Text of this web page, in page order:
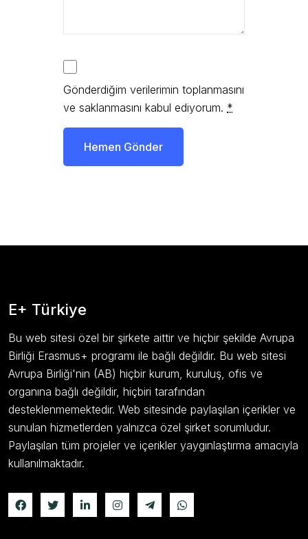
Gönderdiğim verilerimin toplanmasını
ve saklanmasını kabul ediyorum. *
Hemen Gönder
E+ Türkiye
Bu web sitesi özel bir şirkete aittir ve hiçbir şekilde Avrupa
Birliği Erasmus+ programı ile bağlı değildir. Bu web sitesi
Avrupa Birliği'nin (AB) hiçbir kurum, kuruluş, ofis ve
organına bağlı değildir, hiçbiri tarafından
desteklenmemektedir. Web sitesinde paylaşılan içerikler ve
sunulan hizmetlerden yalnızca özel şirket sorumludur.
Paylaşılan tüm projeler ve içerikler yaygınlaştırma amacıyla
kullanılmaktadır.